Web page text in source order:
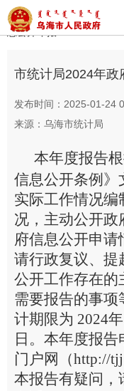
首页>政务公开 > 政府信
息公开年报
市统计局2024年政
发布时间：2025-01-24
来源：乌海市统计局
本年度报告
信息公开条例》
实际工作情况
况，主动公开政
府信息公开申请
请行政复议、提
公开工作存在的
需要报告的事项
计期限为 2024年
日。 本年度报告
门户网（http://
本报告有疑问，